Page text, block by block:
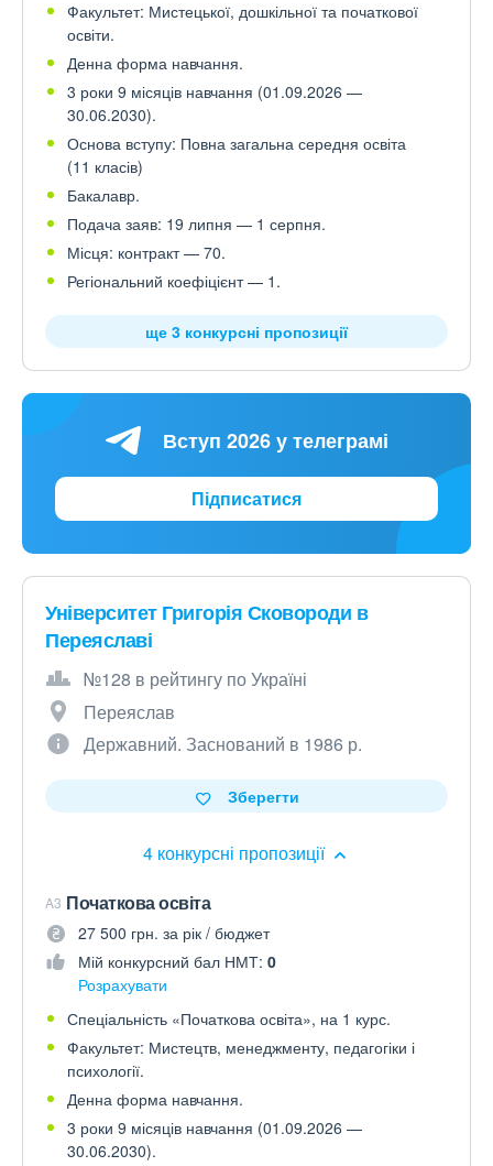
Факультет: Мистецької, дошкільної та початкової
освіти.
Денна форма навчання.
3 роки 9 місяців навчання (01.09.2026 —
30.06.2030).
Основа вступу: Повна загальна середня освіта
(11 класів)
Бакалавр.
Подача заяв: 19 липня — 1 серпня.
Місця: контракт — 70.
Регіональний коефіцієнт — 1.
ще 3 конкурсні пропозиції
Вступ 2026 у телеграмі
Підписатися
Університет Григорія Сковороди в
Переяславі
№128 в рейтингу по Україні
Переяслав
Державний. Заснований в 1986 р.
4 конкурсні пропозиції
Зберегти
A3 Початкова освіта
27 500 грн. за рік / бюджет
Мій конкурсний бал НМТ: 0
Розрахувати
Спеціальність «Початкова освіта», на 1 курс.
Факультет: Мистецтв, менеджменту, педагогіки і
психології.
Денна форма навчання.
3 роки 9 місяців навчання (01.09.2026 —
30.06.2030).